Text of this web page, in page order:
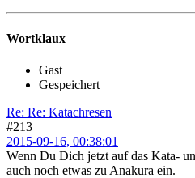
Wortklaux
Gast
Gespeichert
Re: Re: Katachresen
#213
2015-09-16, 00:38:01
Wenn Du Dich jetzt auf das Kata-
auch noch etwas zu Anakura ein.